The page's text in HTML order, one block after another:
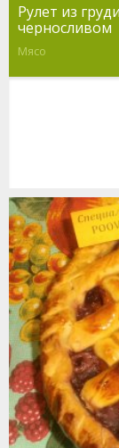
Рулет из
черносливом
Мясо